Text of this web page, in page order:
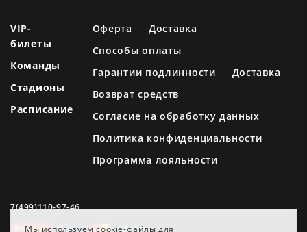
Мы используем cookie-файлы для
VIP-
билеты
Команды
Стадионы
Расписание
Оферта
Доставка
Способы оплаты
Гарантии подлинности
Доставка
Возврат средств
Согласие на обработку данных
Политика конфиденциальности
Программа лояльности
7(499)110-97-46